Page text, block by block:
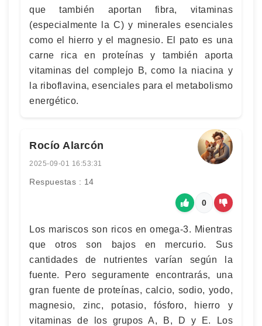
que también aportan fibra, vitaminas
(especialmente la C) y minerales esenciales
como el hierro y el magnesio. El pato es una
carne rica en proteínas y también aporta
vitaminas del complejo B, como la niacina y
la riboflavina, esenciales para el metabolismo
energético.
Rocío Alarcón
2025-09-01 16:53:31
Respuestas : 14
0
Los mariscos son ricos en omega-3. Mientras
que otros son bajos en mercurio. Sus
cantidades de nutrientes varían según la
fuente. Pero seguramente encontrarás, una
gran fuente de proteínas, calcio, sodio, yodo,
magnesio, zinc, potasio, fósforo, hierro y
vitaminas de los grupos A, B, D y E. Los